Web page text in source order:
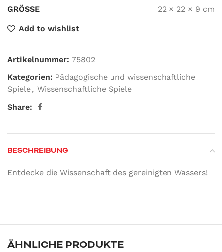
GRÖSSE 22 × 22 × 9 cm
Add to wishlist
Artikelnummer: 75802
Kategorien: Pädagogische und wissenschaftliche
Spiele, Wissenschaftliche Spiele
Share:
BESCHREIBUNG
Entdecke die Wissenschaft des gereinigten Wassers!
ÄHNLICHE PRODUKTE